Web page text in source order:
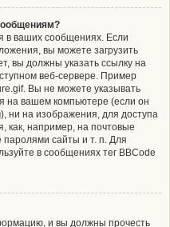
в ваших сообщениях. Если
вы можете загрузить
вы должны указать ссылку на
веб-сервере. Пример
Вы не можете указывать
на вашем компьютере (если он
ни на изображения, для доступа
как, например, на почтовые
сайты и т. п. Для
в сообщениях тег BBCode
и вы должны прочесть